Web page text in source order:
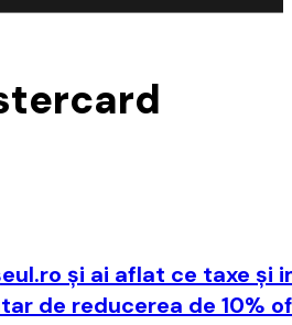
şi ai aflat ce taxe şi
de reducerea de 10%